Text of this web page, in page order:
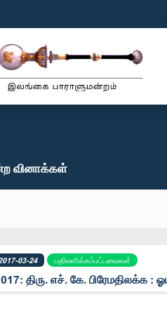
வினாக்கள்
03-24 பதிலளிக்கப்பட்டவைகள்
திரு. எச். கே. பிரேமதிலக்க :